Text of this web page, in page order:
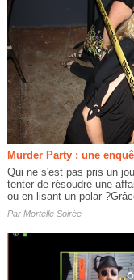
Murder Party : une
Qui ne s'est pas pris un
tenter de résoudre une
ou en lisant un polar
Par Mortelle Soirée